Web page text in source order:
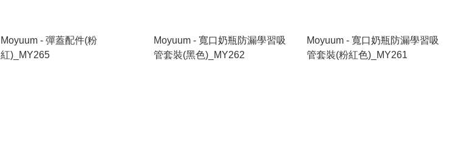
Moyuum - 彈蓋配件(粉
紅)_MY265
Moyuum - 寬口奶瓶防漏學習吸
管套裝(黑色)_MY262
Moyuum - 寬口奶瓶防漏學習吸
管套裝(粉紅色)_MY261